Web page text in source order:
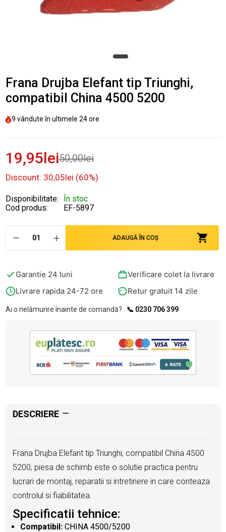
Frana Drujba Elefant tip Triunghi,
compatibil China 4500 5200
9 vândute în ultimele 24 ore
19,95lei50,00lei
Discount: 30,05lei (60%)
Disponibilitate:
În stoc
Cod produs:
EF-5897
ADAUGĂ ÎN COȘ
Garantie 24 luni
Verificare colet la livrare
Livrare rapida 24-72 ore
Retur gratuit 14 zile
Ai o nelămurire înainte de comandă? 📞 0230 706 399
DESCRIERE
Frana Drujba Elefant tip Triunghi, compatibil China 4500
5200, piesa de schimb este o solutie practica pentru
lucrari de montaj, reparatii si intretinere in care conteaza
controlul si fiabilitatea.
Specificatii tehnice:
Compatibil: CHINA 4500/5200